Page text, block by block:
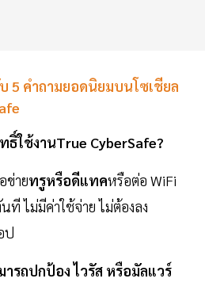
5 คำถามยอดนิยมบนโซเชียล
ธิ์ใช้งานTrue CyberSafe?
ข่ายทรูหรือดีแทคหรือต่อ WiFi
ไม่มีค่าใช้จ่าย ไม่ต้องลง
ป
ารถปกป้อง ไวรัส หรือมัลแวร์